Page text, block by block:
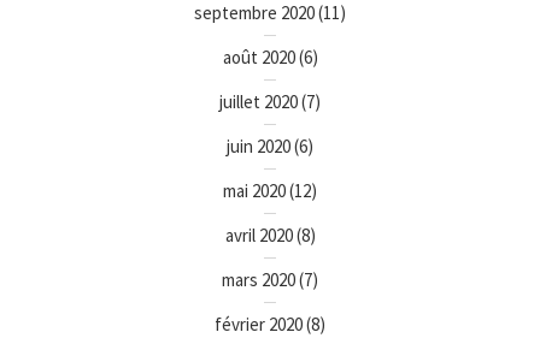
septembre 2020(11)
août 2020(6)
juillet 2020(7)
juin 2020(6)
mai 2020(12)
avril 2020(8)
mars 2020(7)
février 2020(8)